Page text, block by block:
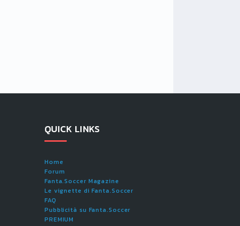
QUICK LINKS
Home
Forum
Fanta.Soccer Magazine
Le vignette di Fanta.Soccer
FAQ
Pubblicità su Fanta.Soccer
PREMIUM